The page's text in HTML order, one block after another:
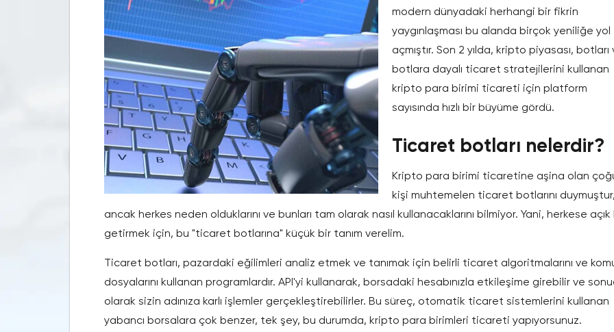
modern dünyadaki herhangi bir fikrin
yaygınlaşması bu alanda birçok yeniliğe yol
açmıştır. Son 2 yılda, kripto piyasası, botları
botlara dayalı ticaret stratejilerini kullanan
kripto para birimi ticareti için platform
sayısında hızlı bir büyüme gördü.
Ticaret botları nelerdir?
Kripto para birimi ticaretine aşina olan
kişi muhtemelen ticaret botlarını duymuştur,
ancak herkes neden olduklarını ve bunları tam olarak nasıl kullanacaklarını bilmiyor. Yani, herkese açık
getirmek için, bu "ticaret botlarına" küçük bir tanım verelim.
Ticaret botları, pazardaki eğilimleri analiz etmek ve tanımak için belirli ticaret algoritmalarını ve
dosyalarını kullanan programlardır. API'yi kullanarak, borsadaki hesabınızla etkileşime girebilir ve
olarak sizin adınıza karlı işlemler gerçekleştirebilirler. Bu süreç, otomatik ticaret sistemlerini kullanan
yabancı borsalara çok benzer, tek şey, bu durumda, kripto para birimleri ticareti yapıyorsunuz.